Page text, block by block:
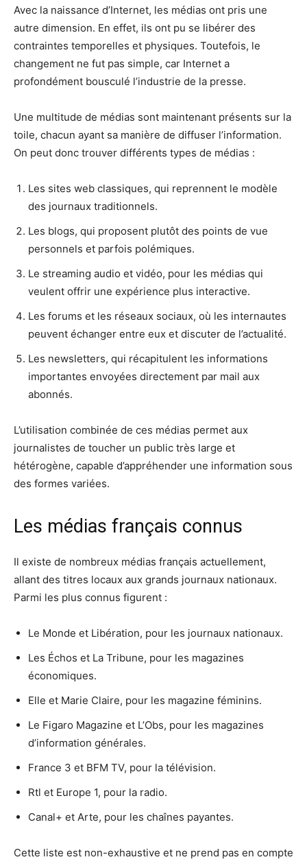
Avec la naissance d’Internet, les médias ont pris une
autre dimension. En effet, ils ont pu se libérer des
contraintes temporelles et physiques. Toutefois, le
changement ne fut pas simple, car Internet a
profondément bousculé l’industrie de la presse.
Une multitude de médias sont maintenant présents sur la
toile, chacun ayant sa manière de diffuser l’information.
On peut donc trouver différents types de médias :
Les sites web classiques, qui reprennent le modèle
des journaux traditionnels.
Les blogs, qui proposent plutôt des points de vue
personnels et parfois polémiques.
Le streaming audio et vidéo, pour les médias qui
veulent offrir une expérience plus interactive.
Les forums et les réseaux sociaux, où les internautes
peuvent échanger entre eux et discuter de l’actualité.
Les newsletters, qui récapitulent les informations
importantes envoyées directement par mail aux
abonnés.
L’utilisation combinée de ces médias permet aux
journalistes de toucher un public très large et
hétérogène, capable d’appréhender une information sous
des formes variées.
Les médias français connus
Il existe de nombreux médias français actuellement,
allant des titres locaux aux grands journaux nationaux.
Parmi les plus connus figurent :
Le Monde et Libération, pour les journaux nationaux.
Les Échos et La Tribune, pour les magazines
économiques.
Elle et Marie Claire, pour les magazine féminins.
Le Figaro Magazine et L’Obs, pour les magazines
d’information générales.
France 3 et BFM TV, pour la télévision.
Rtl et Europe 1, pour la radio.
Canal+ et Arte, pour les chaînes payantes.
Cette liste est non-exhaustive et ne prend pas en compte